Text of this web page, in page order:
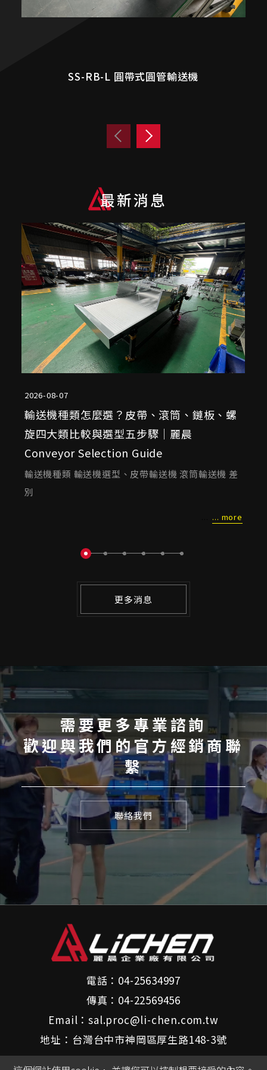
SS-RB-L 圓帶式圓管輸送機
最新消息
2026-08-07
輸送機種類怎麼選？皮帶、滾筒、鏈板、螺
旋四大類比較與選型五步驟｜麗晨
Conveyor Selection Guide
輸送機種類 輸送機選型、皮帶輸送機 滾筒輸送機 差
別
... more
更多消息
需要更多專業諮詢
歡迎與我們的官方經銷商聯
繫
聯絡我們
電話： 04-25634997
傳真： 04-22569456
Email：sal.proc@li-chen.com.tw
地址： 台灣台中市神岡區厚生路148-3號